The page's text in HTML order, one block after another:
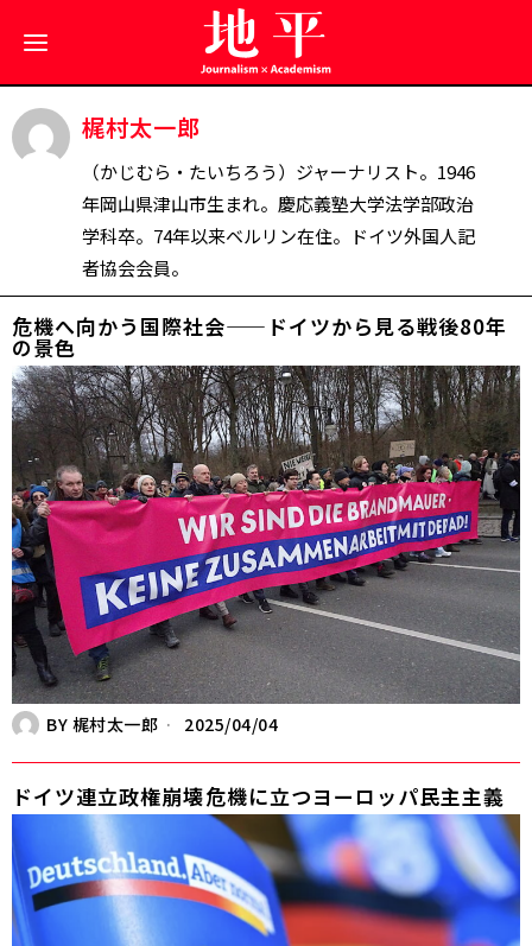
梶村太一郎
（かじむら・たいちろう）ジャーナリスト。1946
年岡山県津山市生まれ。慶応義塾大学法学部政治
学科卒。74年以来ベルリン在住。ドイツ外国人記
者協会会員。
危機へ向かう国際社会——ドイツから見る戦後80年
の景色
BY 梶村太一郎 2025/04/04
ドイツ連立政権崩壊――危機に立つヨーロッパ民主主義